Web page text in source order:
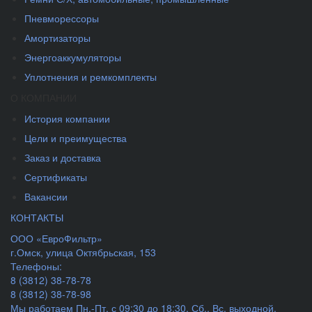
Пневморессоры
Амортизаторы
Энергоаккумуляторы
Уплотнения и ремкомплекты
История компании
Цели и преимущества
Заказ и доставка
Сертификаты
Вакансии
КОНТАКТЫ
ООО «ЕвроФильтр»
г.Омск, улица Октябрьская, 153
Телефоны:
8 (3812) 38-78-78
8 (3812) 38-78-98
Мы работаем Пн.-Пт. с 09:30 до 18:30, Сб., Вс. выходной.